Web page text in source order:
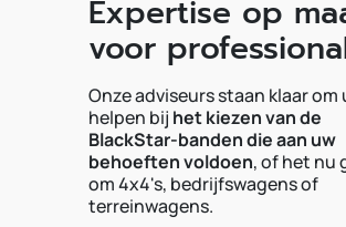
Expertise op
voor
Onze adviseurs staan klaar om
helpen bij het kiezen van de
BlackStar-banden die aan uw
behoeften voldoen, of het nu
om 4x4's, bedrijfswagens of
terreinwagens.